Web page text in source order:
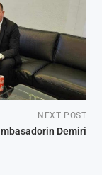
NEXT POST
Demiri